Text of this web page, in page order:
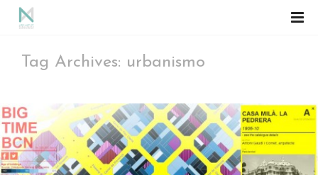
Tag Archives: urbanismo